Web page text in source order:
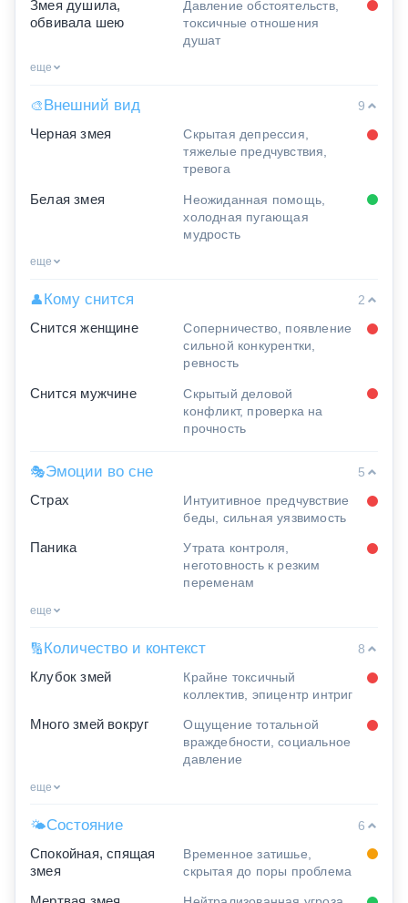
Змея душила,
обвивала шею
Давление обстоятельств,
токсичные отношения
душат
еще
🎨 Внешний вид
9
Черная змея
Скрытая депрессия,
тяжелые предчувствия,
тревога
Белая змея
Неожиданная помощь,
холодная пугающая
мудрость
еще
👤 Кому снится
2
Снится женщине
Соперничество, появление
сильной конкурентки,
ревность
Снится мужчине
Скрытый деловой
конфликт, проверка на
прочность
🎭Эмоции во сне
5
Страх
Интуитивное предчувствие
беды, сильная уязвимость
Паника
Утрата контроля,
неготовность к резким
переменам
еще
🔢Количество и контекст
8
Клубок змей
Крайне токсичный
коллектив, эпицентр интриг
Много змей вокруг
Ощущение тотальной
враждебности, социальное
давление
еще
🌤Состояние
6
Спокойная, спящая
змея
Временное затишье,
скрытая до поры проблема